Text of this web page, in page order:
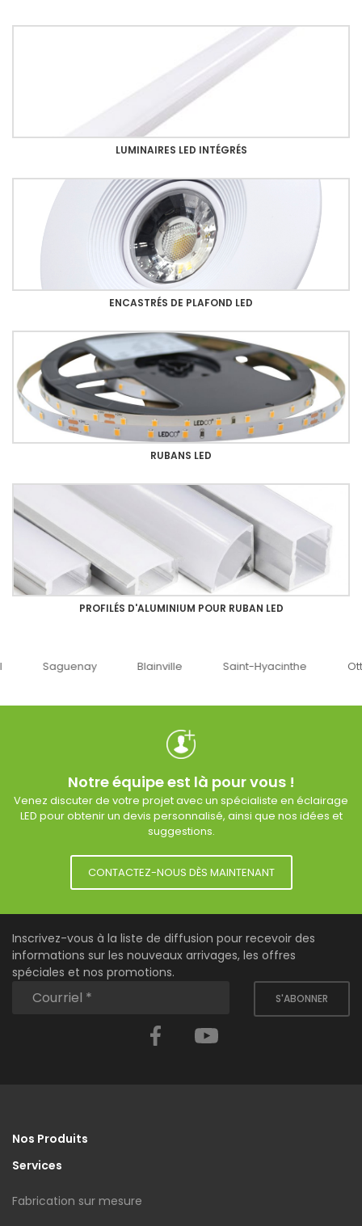
LUMINAIRES LED INTÉGRÉS
ENCASTRÉS DE PLAFOND LED
RUBANS LED
PROFILÉS D'ALUMINIUM POUR RUBAN LED
Blainville Saint-Hyacinthe Ottawa
Notre équipe est là pour vous !
Venez discuter de votre projet avec un spécialiste en éclairage
LED pour obtenir un devis personnalisé, ainsi que nos idées et
suggestions.
CONTACTEZ-NOUS DÈS MAINTENANT
Inscrivez-vous à la liste de diffusion pour recevoir des
informations sur les nouveaux arrivages, les offres
spéciales et nos promotions.
S'ABONNER
Facebook
Nos Produits
Services
Fabrication sur mesure